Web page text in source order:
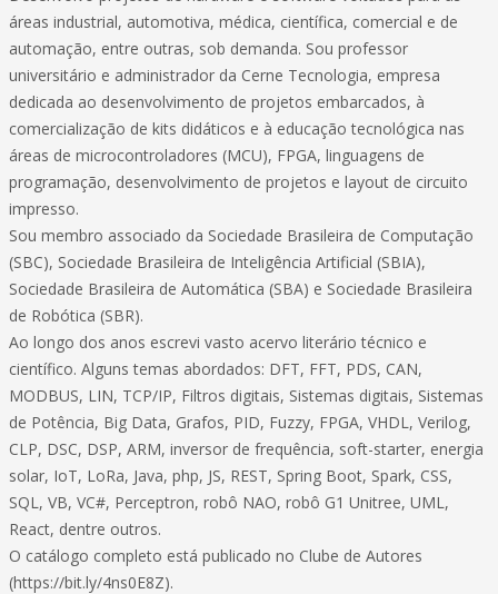
áreas industrial, automotiva, médica, científica, comercial e de
automação, entre outras, sob demanda. Sou professor
universitário e administrador da Cerne Tecnologia, empresa
dedicada ao desenvolvimento de projetos embarcados, à
comercialização de kits didáticos e à educação tecnológica nas
áreas de microcontroladores (MCU), FPGA, linguagens de
programação, desenvolvimento de projetos e layout de circuito
impresso.
Sou membro associado da Sociedade Brasileira de Computação
(SBC), Sociedade Brasileira de Inteligência Artificial (SBIA),
Sociedade Brasileira de Automática (SBA) e Sociedade Brasileira
de Robótica (SBR).
Ao longo dos anos escrevi vasto acervo literário técnico e
científico. Alguns temas abordados: DFT, FFT, PDS, CAN,
MODBUS, LIN, TCP/IP, Filtros digitais, Sistemas digitais, Sistemas
de Potência, Big Data, Grafos, PID, Fuzzy, FPGA, VHDL, Verilog,
CLP, DSC, DSP, ARM, inversor de frequência, soft-starter, energia
solar, IoT, LoRa, Java, php, JS, REST, Spring Boot, Spark, CSS,
SQL, VB, VC#, Perceptron, robô NAO, robô G1 Unitree, UML,
React, dentre outros.
O catálogo completo está publicado no Clube de Autores
(https://bit.ly/4ns0E8Z).